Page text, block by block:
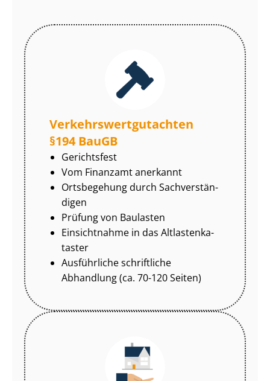
Ver­kehrs­wert­gut­ach­ten
§194 BauGB
Gerichtsfest
Vom Finanzamt anerkannt
Ortsbegehung durch Sach­ver­stän­
di­gen
Prüfung von Baulasten
Einsichtnahme in das Alt­las­ten­ka­
tas­ter
Ausführliche schriftliche
Abhandlung (ca. 70-120 Seiten)